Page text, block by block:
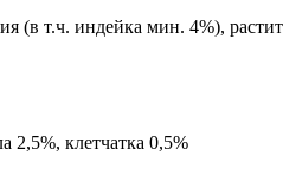
(в т.ч. индейка мин. 4%),
2,5%, клетчатка 0,5%